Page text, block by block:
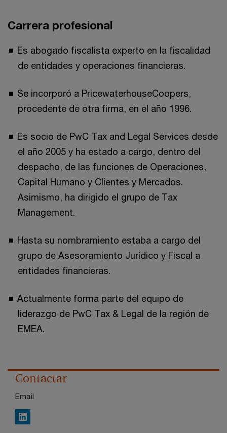
Carrera profesional
Es abogado fiscalista experto en la fiscalidad
de entidades y operaciones financieras.
Se incorporó a PricewaterhouseCoopers,
procedente de otra firma, en el año 1996.
Es socio de PwC Tax and Legal Services desde
el año 2005 y ha estado a cargo, dentro del
despacho, de las funciones de Operaciones,
Capital Humano y Clientes y Mercados.
Asimismo, ha dirigido el grupo de Tax
Management.
Hasta su nombramiento estaba a cargo del
grupo de Asesoramiento Jurídico y Fiscal a
entidades financieras.
Actualmente forma parte del equipo de
liderazgo de PwC Tax & Legal de la región de
EMEA.
Contactar
Email
LinkedIn